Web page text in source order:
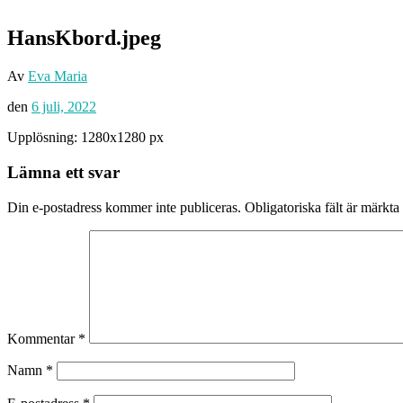
HansKbord.jpeg
Av Eva Maria
den 6 juli, 2022
Upplösning: 1280x1280 px
Lämna ett svar
Din e-postadress kommer inte publiceras. Obligatoriska fält är märkta
Kommentar *
Namn *